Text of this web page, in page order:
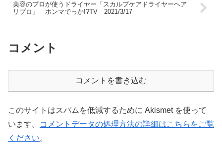
美容のプロが使うドライヤー「スカルプケアドライヤーヘア
リプロ」 ホンマでっか!?TV 2021/3/17
コメント
コメントを書き込む
このサイトはスパムを低減するために Akismet を使って
います。
コメントデータの処理方法の詳細はこちらをご覧
ください。